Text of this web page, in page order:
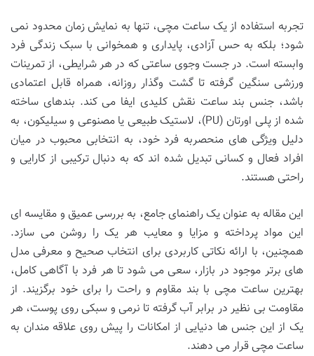
تجربه استفاده از یک ساعت مچی، تنها به نمایش زمان محدود نمی
شود؛ بلکه به حس آزادی، پایداری و همخوانی با سبک زندگی فرد
وابسته است. در جست وجوی ساعتی که در هر شرایطی، از تمرینات
ورزشی سنگین گرفته تا گشت وگذار روزانه، همراه قابل اعتمادی
باشد، جنس بند ساعت نقش کلیدی ایفا می کند. بندهای ساخته
شده از پلی اورتان (PU)، لاستیک طبیعی یا مصنوعی و سیلیکون، به
دلیل ویژگی های منحصربه فرد خود، به انتخابی محبوب در میان
افراد فعال و کسانی تبدیل شده اند که به دنبال ترکیبی از کارایی و
راحتی هستند.
این مقاله به عنوان یک راهنمای جامع، به بررسی عمیق و مقایسه ای
این مواد پرداخته و مزایا و معایب هر یک را روشن می سازد.
همچنین، با ارائه نکاتی کاربردی برای انتخاب صحیح و معرفی مدل
های برتر موجود در بازار، سعی می شود تا هر فرد با آگاهی کامل،
بهترین ساعت مچی با بند مقاوم و راحت را برای خود برگزیند. از
مقاومت بی نظیر در برابر آب گرفته تا نرمی و سبکی روی پوست، هر
یک از این جنس ها دنیایی از امکانات را پیش روی علاقه مندان به
ساعت مچی قرار می دهند.